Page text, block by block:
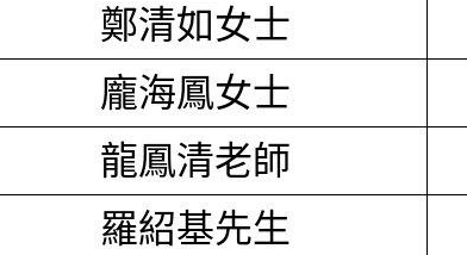
鄭清如女士
龐海鳳女士
龍鳳清老師
羅紹基先生